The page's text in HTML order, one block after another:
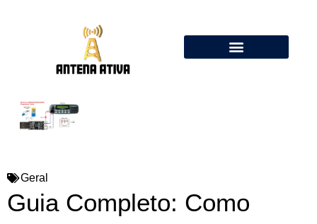
Geral
Guia Completo: Como